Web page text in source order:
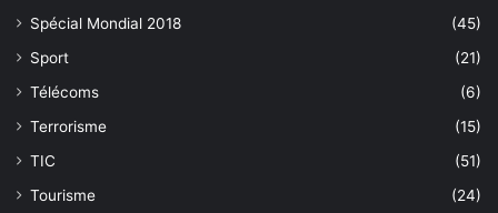
Spécial Mondial 2018
(45)
Sport
(21)
Télécoms
(6)
Terrorisme
(15)
TIC
(51)
Tourisme
(24)